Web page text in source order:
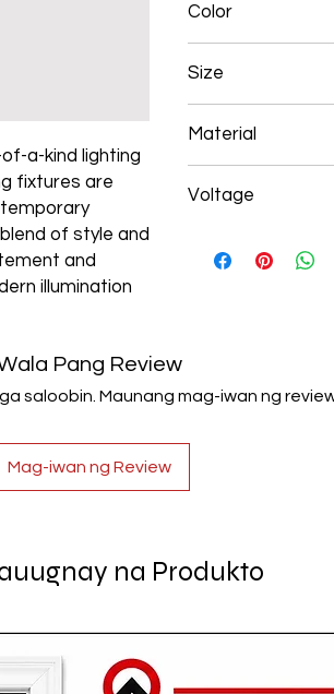
a-kind lighting
fixtures are
of style and
and
illumination
Color
Size
Material
Voltage
Pang Review
saloobin. Maunang mag-iwan ng
Mag-iwan ng Review
na Produkto